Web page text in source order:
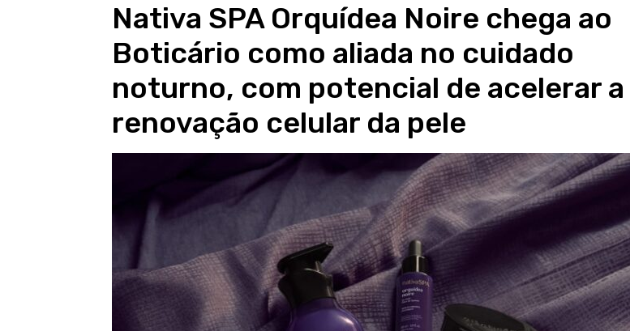
Nativa SPA Orquídea Noire chega ao
Boticário como aliada no cuidado
noturno, com potencial de acelerar a
renovação celular da pele